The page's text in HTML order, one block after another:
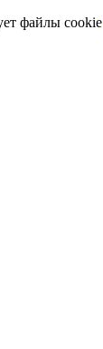
файлы cookie